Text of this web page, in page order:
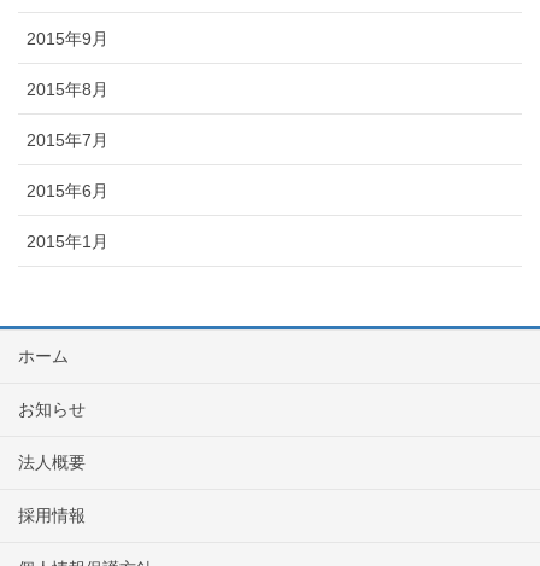
2015年9月
2015年8月
2015年7月
2015年6月
2015年1月
ホーム
お知らせ
法人概要
採用情報